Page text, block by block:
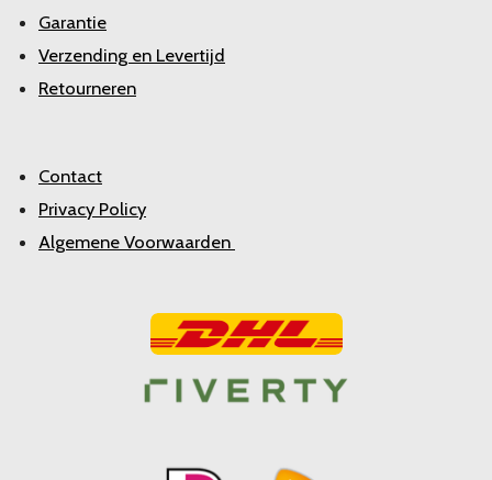
Garantie
Verzending en Levertijd
Retourneren
Contact
Privacy Policy
Algemene Voorwaarden